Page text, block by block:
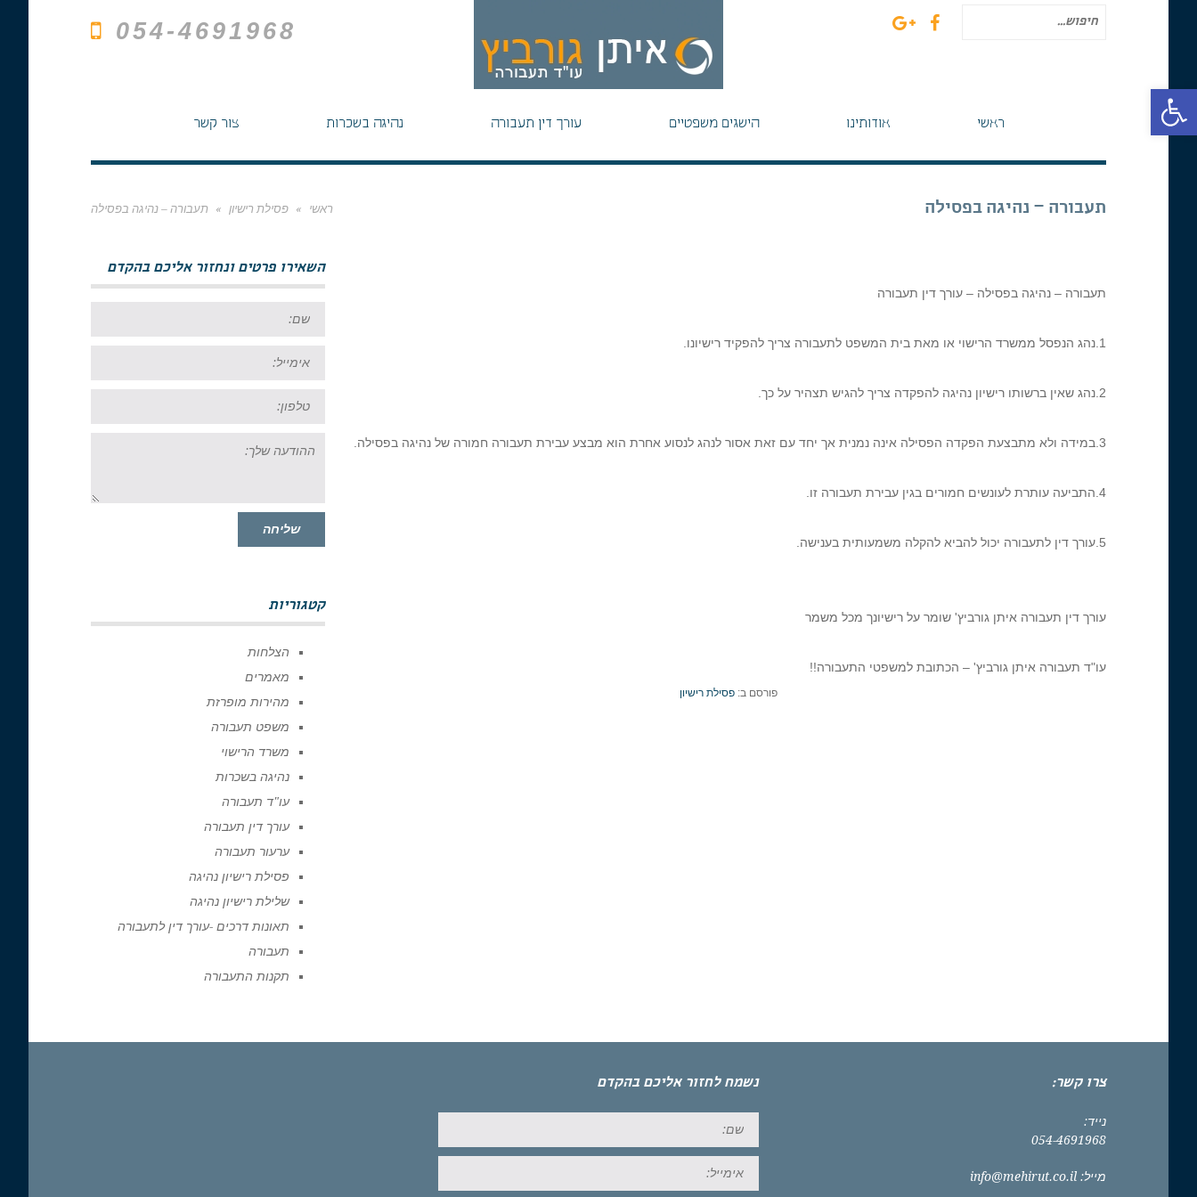
פתח סרגל נגישות
054-4691968
ראשי אודותינו הישגים משפטיים עורך דין תעבורה נהיגה בשכרות צור קשר
תעבורה – נהיגה בפסילה ראשי » פסילת רישיון » תעבורה – נהיגה בפסילה
תעבורה – נהיגה בפסילה – עורך דין תעבורה
1.נהג הנפסל ממשרד הרישוי או מאת בית המשפט לתעבורה צריך להפקיד רישיונו.
2.נהג שאין ברשותו רישיון נהיגה להפקדה צריך להגיש תצהיר על כך.
3.במידה ולא מתבצעת הפקדה הפסילה אינה נמנית אך יחד עם זאת אסור לנהג לנסוע אחרת הוא מבצע עבירת תעבורה חמורה של נהיגה בפסילה.
4.התביעה עותרת לעונשים חמורים בגין עבירת תעבורה זו.
5.עורך דין לתעבורה יכול להביא להקלה משמעותית בענישה.
עורך דין תעבורה איתן גורביץ' שומר על רישיונך מכל משמר
עו"ד תעבורה איתן גורביץ' – הכתובת למשפטי התעבורה!!
פורסם ב: פסילת רישיון
השאירו פרטים ונחזור אליכם בהקדם
שלך:
שליחה
קטגוריות
הצלחות
מאמרים
מהירות מופרזת
משפט תעבורה
משרד הרישוי
נהיגה בשכרות
עו"ד תעבורה
עורך דין תעבורה
ערעור תעבורה
פסילת רישיון נהיגה
שלילת רישיון נהיגה
תאונות דרכים -עורך דין לתעבורה
תעבורה
תקנות התעבורה
צרו קשר:
נייד:
054-4691968
מייל: info@mehirut.co.il
נשמח לחזור אליכם בהקדם